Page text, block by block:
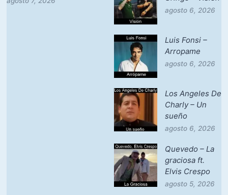
agosto 6, 2026
Luis Fonsi –
Arropame
agosto 6, 2026
Los Angeles De
Charly – Un
sueño
agosto 6, 2026
Quevedo – La
graciosa ft.
Elvis Crespo
agosto 5, 2026